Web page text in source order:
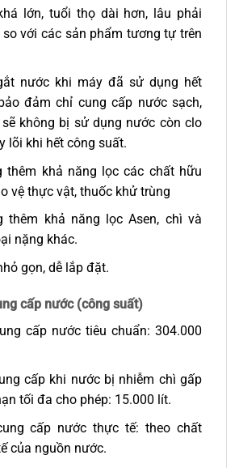
lớn, tuổi thọ dài hơn, lâu phải
với các sản phẩm tương tự trên
nước khi máy đã sử dụng hết
đảm chỉ cung cấp nước sạch,
không bị sử dụng nước còn clo
lõi khi hết công suất.
thêm khả năng lọc các chất hữu
vệ thực vật, thuốc khử trùng
thêm khả năng lọc Asen, chì và
nặng khác.
gọn, dễ lắp đặt.
cấp nước (công suất)
cấp nước tiêu chuẩn: 304.000
cấp khi nước bị nhiễm chì gấp
tối đa cho phép: 15.000 lít.
cấp nước thực tế: theo chất
của nguồn nước.